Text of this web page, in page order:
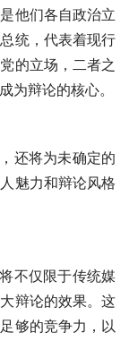
他们各自政治立
统，代表着现行
的立场，二者之
为辩论的核心。
魅力和辩论风格
辩论的效果。这
够的竞争力，以